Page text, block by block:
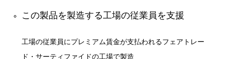
この製品を製造する工場の従業員を支援
工場の従業員にプレミアム賃金が支払われるフェアトレー
ド・サーティファイドの工場で製造